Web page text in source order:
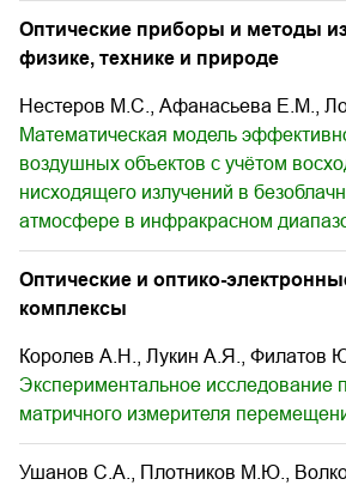
Оптические приборы и методы
физике, технике и природе
Нестеров М.С., Афанасьева Е.М.,
Математическая модель
воздушных объектов с учётом
нисходящего излучений в
атмосфере в инфракрасном
Оптические и оптико-
комплексы
Королев А.Н., Лукин А.Я., Филатов
Экспериментальное исследование
матричного измерителя
Ушанов С.А., Плотников М.Ю.,